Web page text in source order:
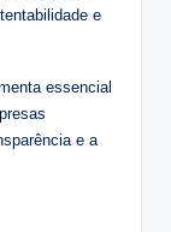
e
essencial
e a